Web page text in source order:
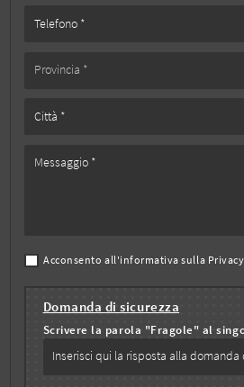
Acconsento all'informativa sulla
Domanda di sicurezza
Scrivere la parola "Fragole" al